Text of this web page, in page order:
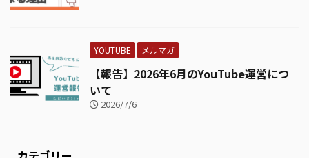
YOUTUBE メルマガ
【報告】2026年6月のYouTube運営につ
いて
2026/7/6